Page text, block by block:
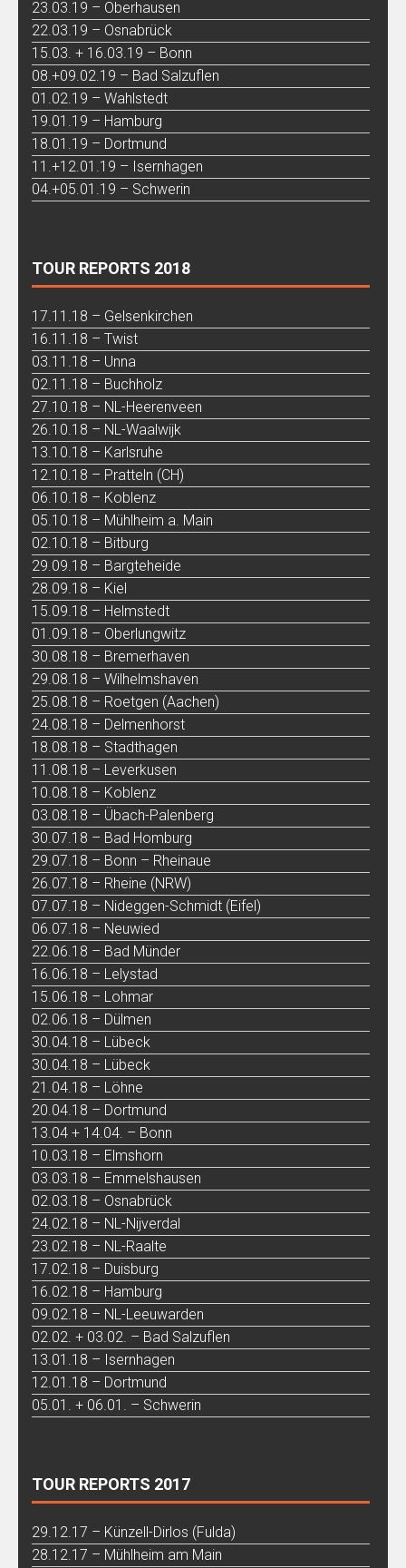
23.03.19 – Oberhausen
22.03.19 – Osnabrück
15.03. + 16.03.19 – Bonn
08.+09.02.19 – Bad Salzuflen
01.02.19 – Wahlstedt
19.01.19 – Hamburg
18.01.19 – Dortmund
11.+12.01.19 – Isernhagen
04.+05.01.19 – Schwerin
TOUR REPORTS 2018
17.11.18 – Gelsenkirchen
16.11.18 – Twist
03.11.18 – Unna
02.11.18 – Buchholz
27.10.18 – NL-Heerenveen
26.10.18 – NL-Waalwijk
13.10.18 – Karlsruhe
12.10.18 – Pratteln (CH)
06.10.18 – Koblenz
05.10.18 – Mühlheim a. Main
02.10.18 – Bitburg
29.09.18 – Bargteheide
28.09.18 – Kiel
15.09.18 – Helmstedt
01.09.18 – Oberlungwitz
30.08.18 – Bremerhaven
29.08.18 – Wilhelmshaven
25.08.18 – Roetgen (Aachen)
24.08.18 – Delmenhorst
18.08.18 – Stadthagen
11.08.18 – Leverkusen
10.08.18 – Koblenz
03.08.18 – Übach-Palenberg
30.07.18 – Bad Homburg
29.07.18 – Bonn – Rheinaue
26.07.18 – Rheine (NRW)
07.07.18 – Nideggen-Schmidt (Eifel)
06.07.18 – Neuwied
22.06.18 – Bad Münder
16.06.18 – Lelystad
15.06.18 – Lohmar
02.06.18 – Dülmen
30.04.18 – Lübeck
30.04.18 – Lübeck
21.04.18 – Löhne
20.04.18 – Dortmund
13.04 + 14.04. – Bonn
10.03.18 – Elmshorn
03.03.18 – Emmelshausen
02.03.18 – Osnabrück
24.02.18 – NL-Nijverdal
23.02.18 – NL-Raalte
17.02.18 – Duisburg
16.02.18 – Hamburg
09.02.18 – NL-Leeuwarden
02.02. + 03.02. – Bad Salzuflen
13.01.18 – Isernhagen
12.01.18 – Dortmund
05.01. + 06.01. – Schwerin
TOUR REPORTS 2017
29.12.17 – Künzell-Dirlos (Fulda)
28.12.17 – Mühlheim am Main